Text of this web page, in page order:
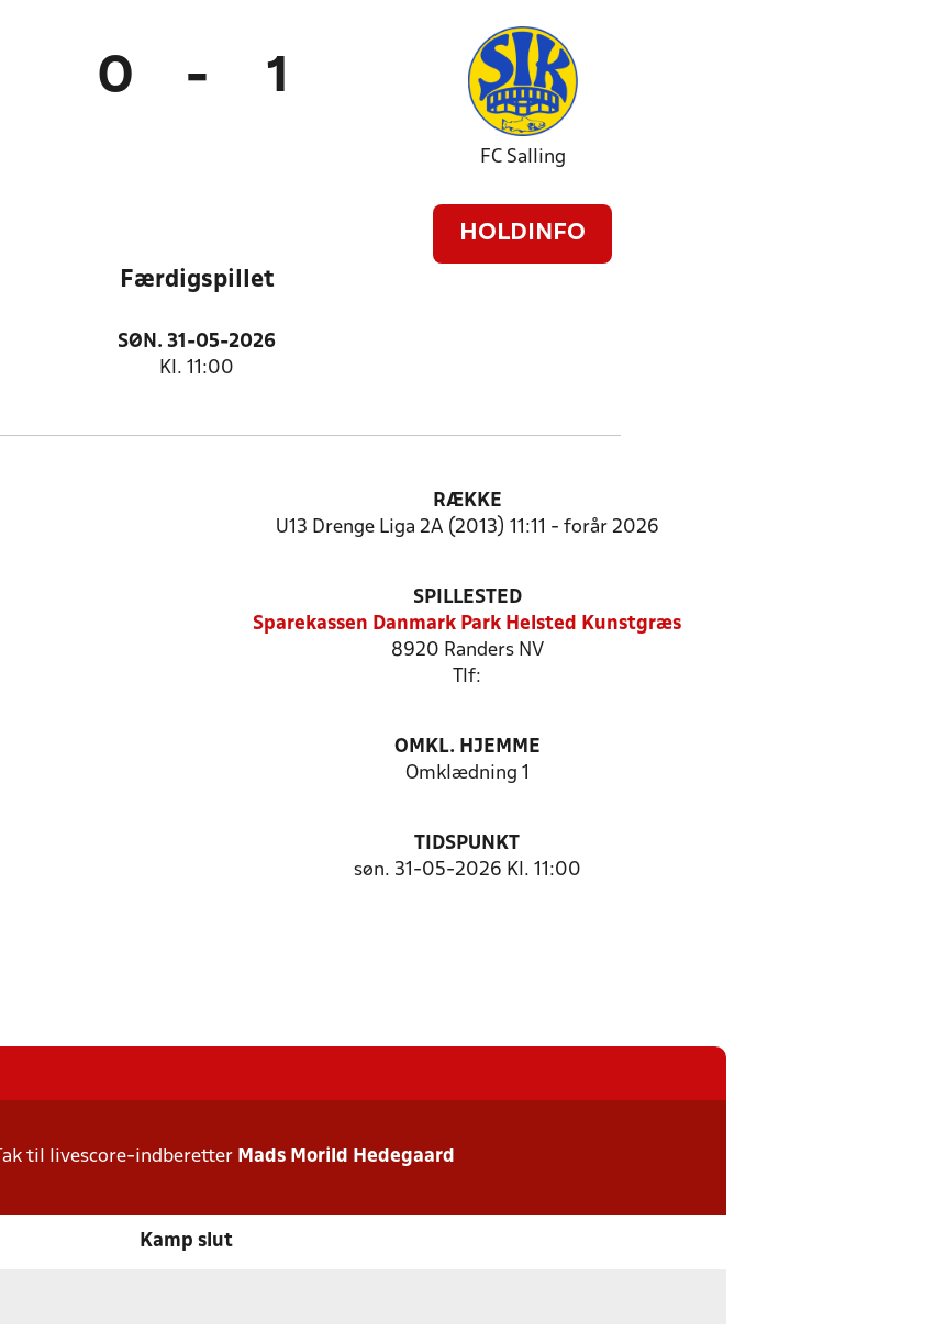
0 - 1
FC Salling
HOLDINFO
Færdigspillet
SØN. 31-05-2026
Kl. 11:00
RÆKKE
U13 Drenge Liga 2A (2013) 11:11 - forår 2026
SPILLESTED
Sparekassen Danmark Park Helsted Kunstgræs
8920 Randers NV
Tlf:
OMKL. HJEMME
Omklædning 1
TIDSPUNKT
søn. 31-05-2026 Kl. 11:00
Tak til livescore-indberetter Mads Morild Hedegaard
Kamp slut